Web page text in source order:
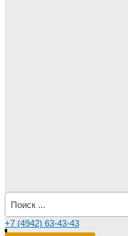
Поиск:
+7 (4942) 63-43-43